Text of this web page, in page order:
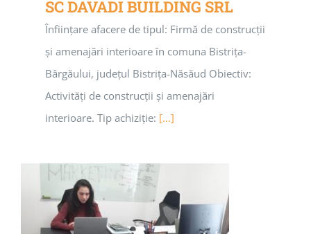
SC DAVADI BUILDING SRL
Înființare afacere de tipul: Firmă de construcții
și amenajări interioare în comuna Bistrița-
Bârgăului, județul Bistrița-Năsăud Obiectiv:
Activități de construcții și amenajări
interioare. Tip achiziție: [...]